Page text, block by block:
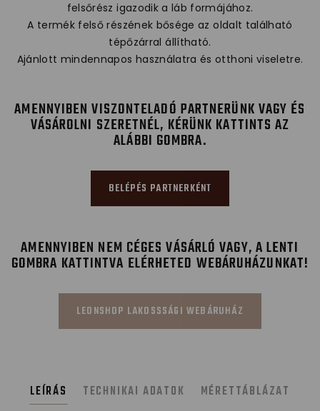
felsőrész igazodik a láb formájához.
A termék felső részének bősége az oldalt található
tépőzárral állítható.
Ajánlott mindennapos használatra és otthoni viseletre.
AMENNYIBEN VISZONTELADÓ PARTNERÜNK VAGY ÉS
VÁSÁROLNI SZERETNÉL, KÉRÜNK KATTINTS AZ
ALÁBBI GOMBRA.
BELÉPÉS PARTNERKÉNT
AMENNYIBEN NEM CÉGES VÁSÁRLÓ VAGY, A LENTI
GOMBRA KATTINTVA ELÉRHETED WEBÁRUHÁZUNKAT!
LEONSHOP LAKOSSSÁGI WEBÁRUHÁZ
LEÍRÁS TECHNIKAI ADATOK MÉRETTÁBLÁZAT